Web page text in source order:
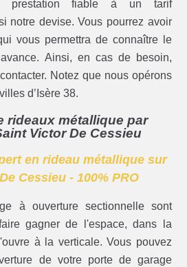
prestation fiable à un tarif
notre devise. Vous pourrez avoir
vous permettra de connaître le
Ainsi, en cas de besoin,
Notez que nous opérons
d’Isère 38.
rideaux métallique par
Victor De Cessieu
en rideau métallique sur
Cessieu - 100% PRO
à ouverture sectionnelle sont
gagner de l'espace, dans la
à la verticale. Vous pouvez
de votre porte de garage